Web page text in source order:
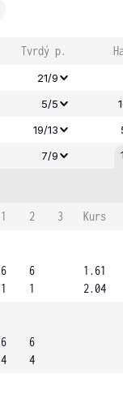
Tvrdý p.
21/9
5/5
19/13
7/9
1 2 3
Kurs
6
1
6
1
1.61
2.04
6
4
6
4